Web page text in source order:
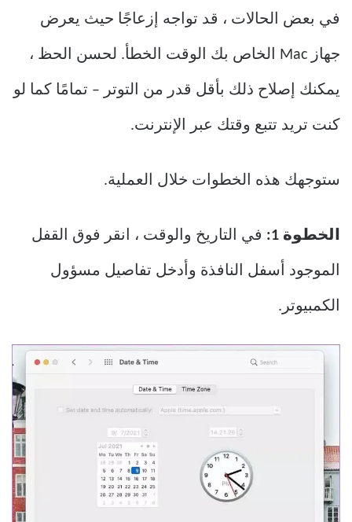
في بعض الحالات ، قد تواجه إزعاجًا حيث يعرض
جهاز Mac الخاص بك الوقت الخطأ. لحسن الحظ ،
يمكنك إصلاح ذلك بأقل قدر من التوتر – تمامًا كما لو
كنت تريد تتبع وقتك عبر الإنترنت.
ستوجهك هذه الخطوات خلال العملية.
الخطوة 1: في التاريخ والوقت ، انقر فوق القفل
الموجود أسفل النافذة وأدخل تفاصيل مسؤول
الكمبيوتر.